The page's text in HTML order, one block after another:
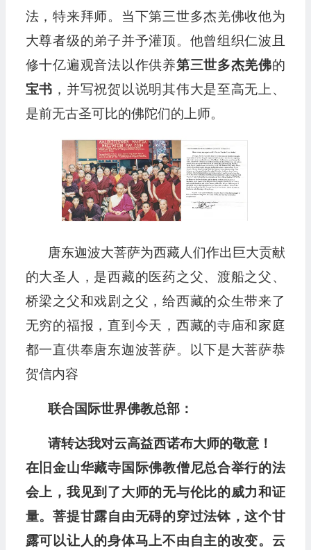
法，特来拜师。当下第三世多杰羌佛收他为
大尊者级的弟子并予灌顶。他曾组织仁波且
修十亿遍观音法以作供养第三世多杰羌佛的
宝书 ，并写祝贺以说明其伟大是至高无上、
是前无古圣可比的佛陀们的上师。
唐东迦波大菩萨为西藏人们作出巨大贡献
的大圣人，是西藏的医药之父、渡船之父、
桥梁之父和戏剧之父，给西藏的众生带来了
无穷的福报，直到今天，西藏的寺庙和家庭
都一直供奉唐东迦波菩萨。以下是大菩萨恭
贺信内容
联合国际世界佛教总部：
请转达我对云高益西诺布大师的敬意！
在旧金山华藏寺国际佛教僧尼总合举行的法
会上，我见到了大师的无与伦比的威力和证
量。菩提甘露自由无碍的穿过法钵，这个甘
露可以让人的身体马上不由自主的改变。云